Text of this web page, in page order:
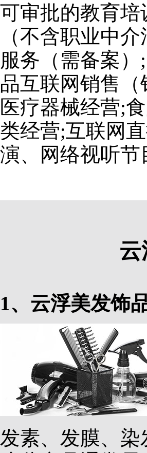
可审批的教育
（不含职业中
服务（需备案
品互联网销售
医疗器械经营;
类经营;互联网
演、网络视听
1、云浮美发饰
发素、发膜、